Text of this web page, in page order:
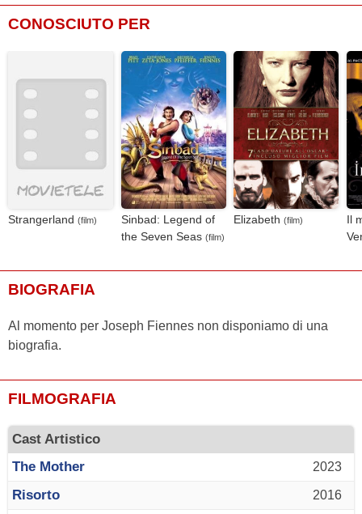
CONOSCIUTO PER
Strangerland (film)
Sinbad: Legend of
the Seven Seas (film)
Elizabeth (film)
Il
BIOGRAFIA
Al momento per Joseph Fiennes non disponiamo di una
biografia.
FILMOGRAFIA
Cast Artistico
2023
The Mother
2016
Risorto